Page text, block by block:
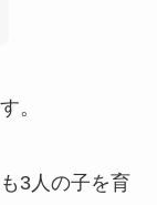
。
3人の子を育